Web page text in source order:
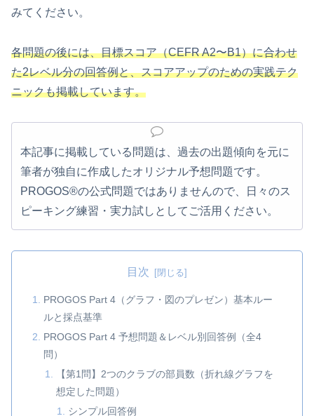
みてください。
各問題の後には、目標スコア（CEFR A2〜B1）に合わせ
た2レベル分の回答例と、スコアアップのための実践テク
ニックも掲載しています。
本記事に掲載している問題は、過去の出題傾向を元に
筆者が独自に作成したオリジナル予想問題です。
PROGOS®の公式問題ではありませんので、日々のス
ピーキング練習・実力試しとしてご活用ください。
目次
PROGOS Part 4（グラフ・図のプレゼン）基本ルー
ルと採点基準
PROGOS Part 4 予想問題＆レベル別回答例（全4
問）
【第1問】2つのクラブの部員数（折れ線グラフを
想定した問題）
シンプル回答例